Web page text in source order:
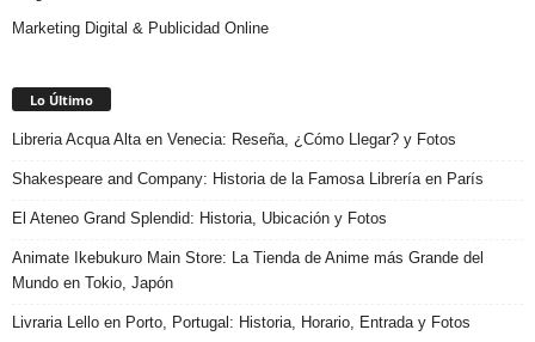
Marketing Digital & Publicidad Online
Lo Último
Libreria Acqua Alta en Venecia: Reseña, ¿Cómo Llegar? y Fotos
Shakespeare and Company: Historia de la Famosa Librería en París
El Ateneo Grand Splendid: Historia, Ubicación y Fotos
Animate Ikebukuro Main Store: La Tienda de Anime más Grande del
Mundo en Tokio, Japón
Livraria Lello en Porto, Portugal: Historia, Horario, Entrada y Fotos